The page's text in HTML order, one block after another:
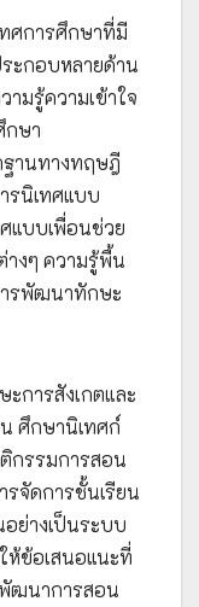
ศการศึกษาที่มี
ะกอบหลายด้าน
มรู้ความเข้าใจ
กษา
ฐานทางทฤษฎี
รนิเทศแบบ
แบบเพื่อนช่วย
างๆ ความรู้พื้น
ารพัฒนาทักษะ
การสังเกตและ
ศึกษานิเทศก์
กรรมการสอน
รจัดการชั้นเรียน
ย่างเป็นระบบ
ห้ข้อเสนอแนะที่
ฒนาการสอน